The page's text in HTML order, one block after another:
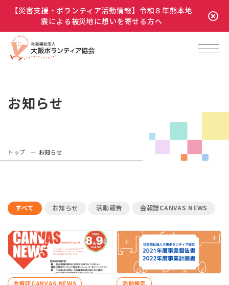
【災害支援・ボランティア活動情報】令和８年熊本地
震による被災地に想いを寄せる方へ
お知らせ
トップ お知らせ
すべて お知らせ 活動報告 会報誌CANVAS NEWS
会報誌CANVAS NEWS 活動報告